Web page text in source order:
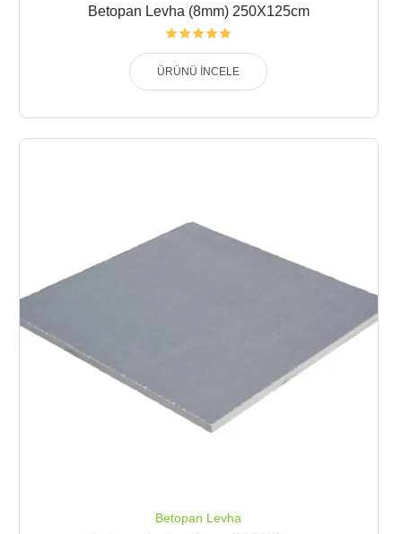
Betopan Levha (8mm) 250X125cm
ÜRÜNÜ İNCELE
Betopan Levha